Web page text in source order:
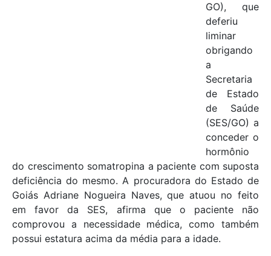
GO), que
deferiu
liminar
obrigando
a
Secretaria
de Estado
de Saúde
(SES/GO) a
conceder o
hormônio
do crescimento somatropina a paciente com suposta
deficiência do mesmo. A procuradora do Estado de
Goiás Adriane Nogueira Naves, que atuou no feito
em favor da SES, afirma que o paciente não
comprovou a necessidade médica, como também
possui estatura acima da média para a idade.